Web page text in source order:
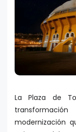
La Plaza de
modernización